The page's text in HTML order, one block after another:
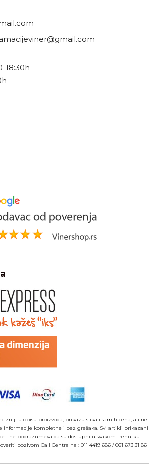
18:30h
u opisu proizvoda, prikazu slika i samih cena, ali ne
informacije kompletne i bez grešaka. Svi artikli prikazani
i ne podrazumeva da su dostupni u svakom trenutku.
pozivom Call Centra na : 011 4419 686 /061 673 31 86